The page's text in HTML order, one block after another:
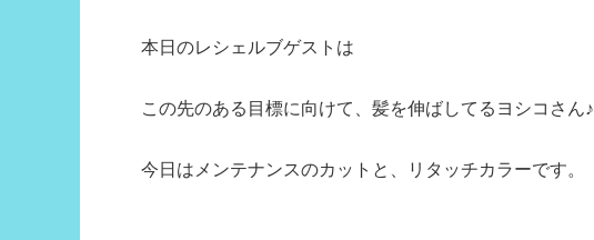
本日のレシェルブゲストは
この先のある目標に向けて、髪を伸ばしてるヨシコさん♪
今日はメンテナンスのカットと、リタッチカラーです。